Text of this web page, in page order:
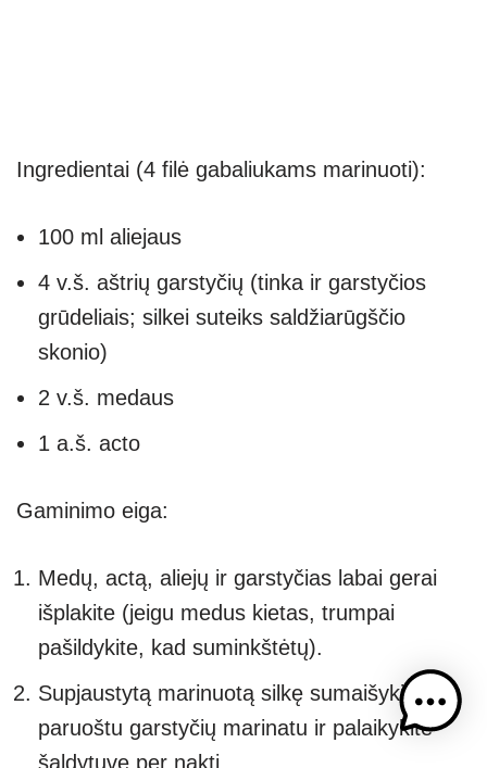
Ingredientai (4 filė gabaliukams marinuoti):
100 ml aliejaus
4 v.š. aštrių garstyčių (tinka ir garstyčios
grūdeliais; silkei suteiks saldžiarūgščio
skonio)
2 v.š. medaus
1 a.š. acto
Gaminimo eiga:
Medų, actą, aliejų ir garstyčias labai gerai
išplakite (jeigu medus kietas, trumpai
pašildykite, kad suminkštėtų).
Supjaustytą marinuotą silkę sumaišykite su
paruoštu garstyčių marinatu ir palaikykite
šaldytuve per naktį.